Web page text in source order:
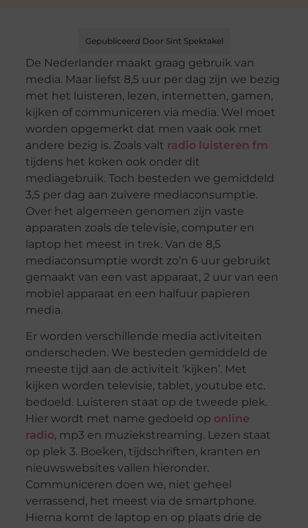
Gepubliceerd Door Sint Spektakel
De Nederlander maakt graag gebruik van
media. Maar liefst 8,5 uur per dag zijn we bezig
met het luisteren, lezen, internetten, gamen,
kijken of communiceren via media. Wel moet
worden opgemerkt dat men vaak ook met
andere bezig is. Zoals valt radio luisteren fm
tijdens het koken ook onder dit
mediagebruik. Toch besteden we gemiddeld
3,5 per dag aan zuivere mediaconsumptie.
Over het algemeen genomen zijn vaste
apparaten zoals de televisie, computer en
laptop het meest in trek. Van de 8,5
mediaconsumptie wordt zo’n 6 uur gebruikt
gemaakt van een vast apparaat, 2 uur van een
mobiel apparaat en een halfuur papieren
media.
Er worden verschillende media activiteiten
onderscheden. We besteden gemiddeld de
meeste tijd aan de activiteit ‘kijken’. Met
kijken worden televisie, tablet, youtube etc.
bedoeld. Luisteren staat op de tweede plek.
Hier wordt met name gedoeld op online
radio, mp3 en muziekstreaming. Lezen staat
op plek 3. Boeken, tijdschriften, kranten en
nieuwswebsites vallen hieronder.
Communiceren doen we, niet geheel
verrassend, het meest via de smartphone.
Hierna komt de laptop en op plaats drie de